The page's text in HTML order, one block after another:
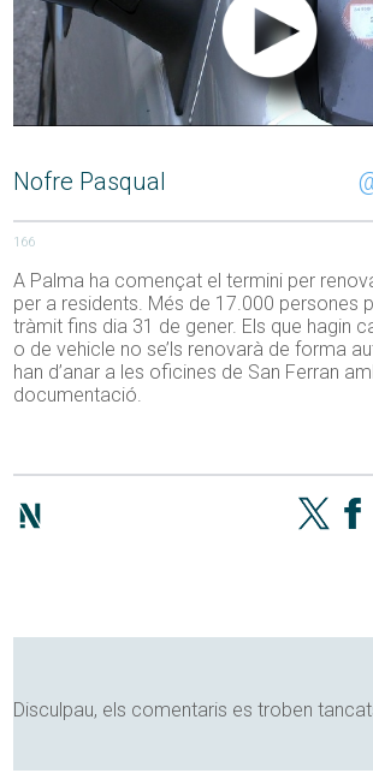
Nofre Pasqual
166
A Palma ha començat el termini per
per a residents. Més de 17.000 persones
tràmit fins dia 31 de gener. Els que hagin
o de vehicle no se’ls renovarà de forma
han d’anar a les oficines de San Ferran
documentació.
Disculpau, els comentaris es troben